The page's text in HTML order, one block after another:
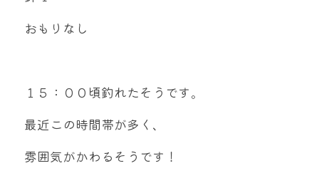
おもりなし
１５：００頃釣れたそうです。
最近この時間帯が多く、
雰囲気がかわるそうです！